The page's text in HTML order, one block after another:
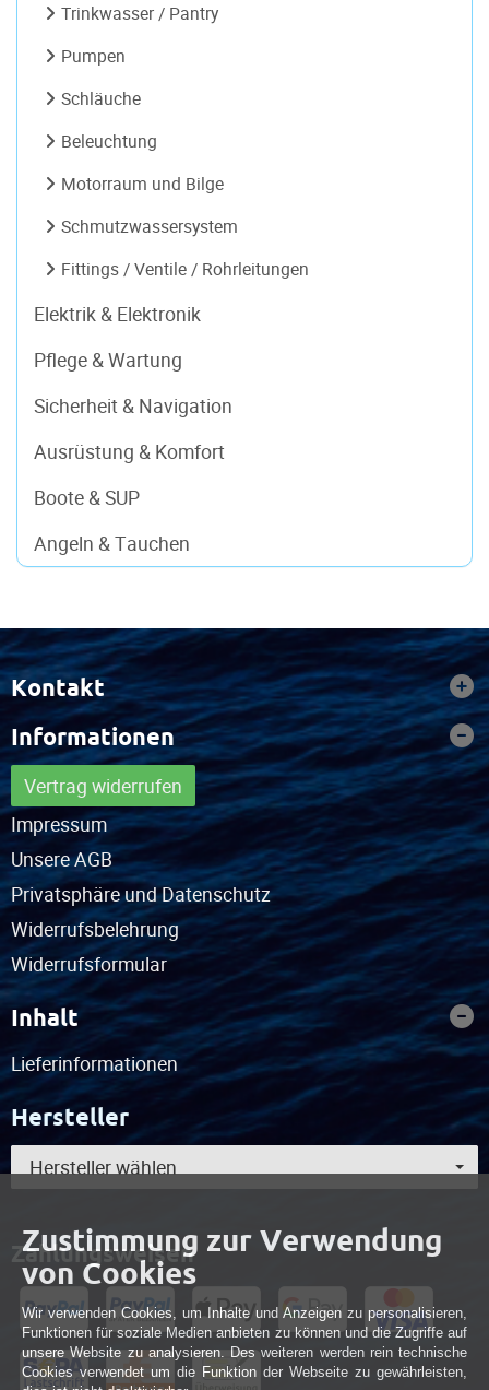
Trinkwasser / Pantry
Pumpen
Schläuche
Beleuchtung
Motorraum und Bilge
Schmutzwassersystem
Fittings / Ventile / Rohrleitungen
Elektrik & Elektronik
Pflege & Wartung
Sicherheit & Navigation
Ausrüstung & Komfort
Boote & SUP
Angeln & Tauchen
Kontakt
Informationen
Vertrag widerrufen
Impressum
Unsere AGB
Privatsphäre und Datenschutz
Widerrufsbelehrung
Widerrufsformular
Inhalt
Lieferinformationen
Hersteller
Hersteller wählen
Zahlungsweisen
Zustimmung zur Verwendung
von Cookies
Wir verwenden Cookies, um Inhalte und Anzeigen zu personalisieren,
Funktionen für soziale Medien anbieten zu können und die Zugriffe auf
unsere Website zu analysieren. Des weiteren werden rein technische
Cookies verwendet um die Funktion der Webseite zu gewährleisten,